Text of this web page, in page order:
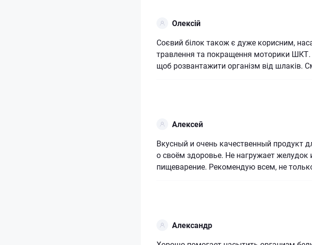
Олексій
Соєвий білок також є дуже корисним,
травлення та покращення моторики
щоб розвантажити організм від шлаків.
Алексей
Вкусный и очень качественный продукт
о своём здоровье. Не нагружает желудок
пищеварение. Рекомендую всем, не
Александр